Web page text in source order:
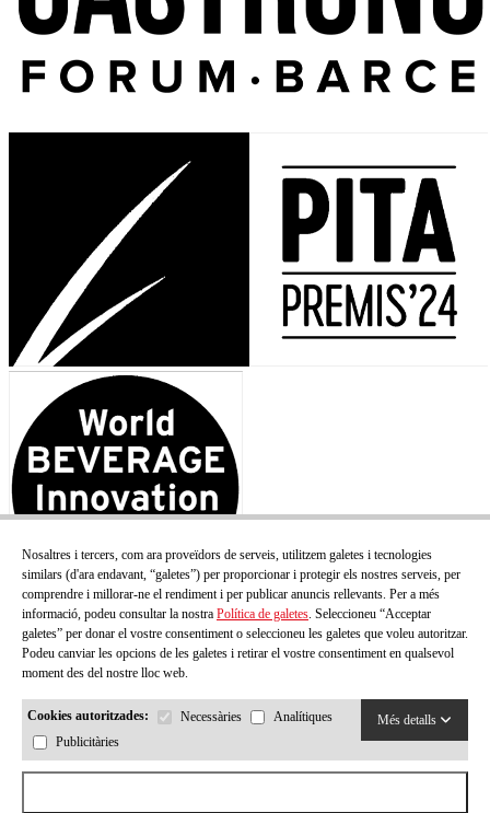
Nosaltres i tercers, com ara proveïdors de serveis, utilitzem galetes i tecnologies
similars (d'ara endavant, “galetes”) per proporcionar i protegir els nostres serveis, per
comprendre i millorar-ne el rendiment i per publicar anuncis rellevants. Per a més
informació, podeu consultar la nostra Política de galetes. Seleccioneu “Acceptar
galetes” per donar el vostre consentiment o seleccioneu les galetes que voleu autoritzar.
Podeu canviar les opcions de les galetes i retirar el vostre consentiment en qualsevol
moment des del nostre lloc web.
Cookies autoritzades: Necessàries
Analítiques
Publicitàries
Més detalls